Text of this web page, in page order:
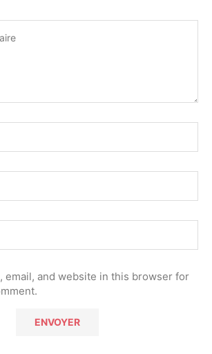
email, and website in this browser for